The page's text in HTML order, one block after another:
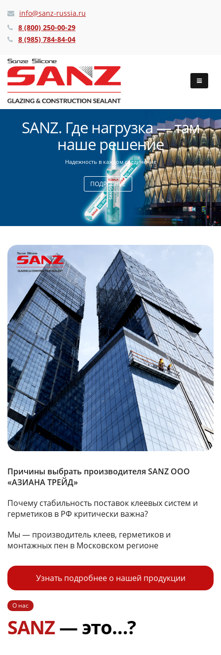
info@sanz-russia.ru
8 (800) 250-00-29
8 (985) 784-84-04
SANZ. Где нагрузка — там
наше решение
Надежность в каждом соединение
ПОДРОБНЕЕ
Причины выбрать производителя SANZ ООО
«АЗИАНА ТРЕЙД»
Почему стабильность поставок клеевых систем и
герметиков в РФ критически важна?
Мы — производитель клеев, герметиков и
монтажных пен в Московском регионе
Узнать подробнее о нашей продукции
О нас
SANZ— это…?